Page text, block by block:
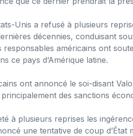
Unis a refusé à plusieurs
décennies, conduisant
responsables américains ont
ce pays d’Amérique latine.
ont annoncé le soi-disant
des sanctions
à plusieurs reprises les
une tentative de coup d’État